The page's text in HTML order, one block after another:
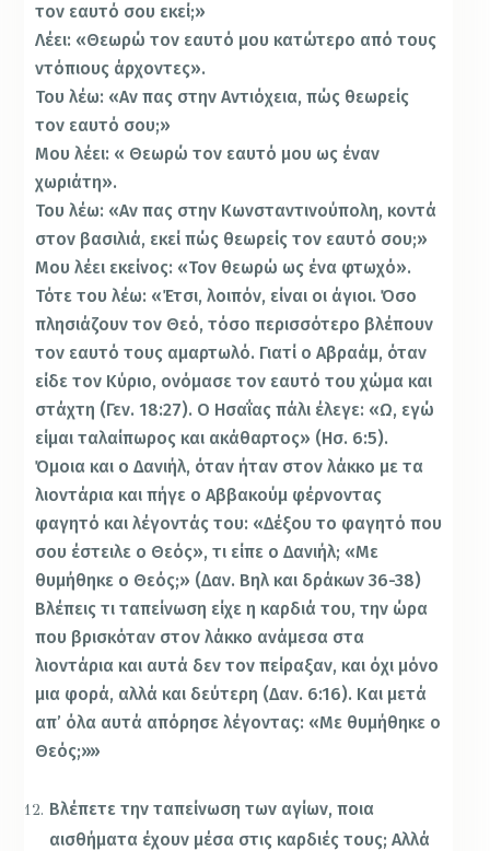
τον εαυτό σου εκεί;»
Λέει: «Θεωρώ τον εαυτό μου κατώτερο από τους
ντόπιους άρχοντες».
Του λέω: «Αν πας στην Αντιόχεια, πώς θεωρείς
τον εαυτό σου;»
Μου λέει: « Θεωρώ τον εαυτό μου ως έναν
χωριάτη».
Του λέω: «Αν πας στην Κωνσταντινούπολη, κοντά
στον βασιλιά, εκεί πώς θεωρείς τον εαυτό σου;»
Μου λέει εκείνος: «Τον θεωρώ ως ένα φτωχό».
Τότε του λέω: «Έτσι, λοιπόν, είναι οι άγιοι. Όσο
πλησιάζουν τον Θεό, τόσο περισσότερο βλέπουν
τον εαυτό τους αμαρτωλό. Γιατί ο Αβραάμ, όταν
είδε τον Κύριο, ονόμασε τον εαυτό του χώμα και
στάχτη (Γεν. 18:27). Ο Ησαΐας πάλι έλεγε: «Ω, εγώ
είμαι ταλαίπωρος και ακάθαρτος» (Ησ. 6:5).
Όμοια και ο Δανιήλ, όταν ήταν στον λάκκο με τα
λιοντάρια και πήγε ο Αββακούμ φέρνοντας
φαγητό και λέγοντάς του: «Δέξου το φαγητό που
σου έστειλε ο Θεός», τι είπε ο Δανιήλ; «Με
θυμήθηκε ο Θεός;» (Δαν. Βηλ και δράκων 36-38)
Βλέπεις τι ταπείνωση είχε η καρδιά του, την ώρα
που βρισκόταν στον λάκκο ανάμεσα στα
λιοντάρια και αυτά δεν τον πείραξαν, και όχι μόνο
μια φορά, αλλά και δεύτερη (Δαν. 6:16). Και μετά
απ’ όλα αυτά απόρησε λέγοντας: «Με θυμήθηκε ο
Θεός;»»
Βλέπετε την ταπείνωση των αγίων, ποια
αισθήματα έχουν μέσα στις καρδιές τους; Αλλά